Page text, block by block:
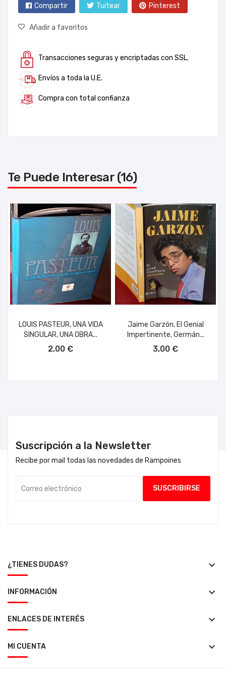
Compartir Tuitear Pinterest
Añadir a favoritos
Transacciones seguras y encriptadas con SSL.
Envíos a toda la U.E.
Compra con total confianza
Te Puede Interesar (16)
LOUIS PASTEUR, UNA VIDA
SINGULAR, UNA OBRA...
2,00 €
Jaime Garzón, El Genial
Impertinente, Germán...
3,00 €
Suscripción a la Newsletter
Recibe por mail todas las novedades de Rampoines
¿TIENES DUDAS? keyboard_arrow_down
INFORMACIÓN keyboard_arrow_down
ENLACES DE INTERÉS keyboard_arrow_down
MI CUENTA keyboard_arrow_down